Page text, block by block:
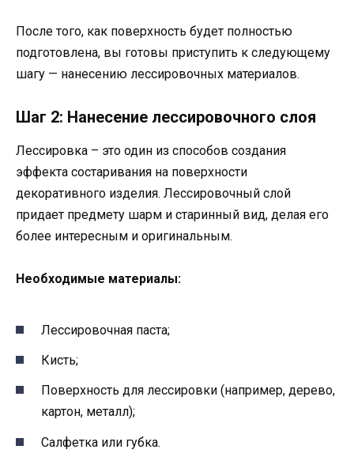
После того, как поверхность будет полностью
подготовлена, вы готовы приступить к следующему
шагу — нанесению лессировочных материалов.
Шаг 2: Нанесение лессировочного слоя
Лессировка – это один из способов создания
эффекта состаривания на поверхности
декоративного изделия. Лессировочный слой
придает предмету шарм и старинный вид, делая его
более интересным и оригинальным.
Необходимые материалы:
Лессировочная паста;
Кисть;
Поверхность для лессировки (например, дерево,
картон, металл);
Салфетка или губка.